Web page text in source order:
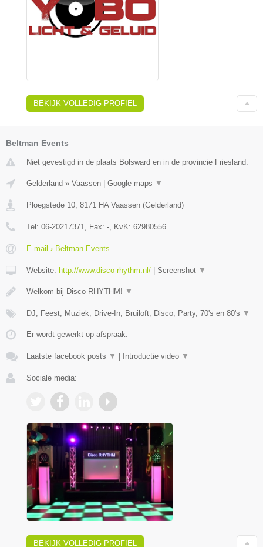
BEKIJK VOLLEDIG PROFIEL
Beltman Events
Niet gevestigd in de plaats Bolsward en in de provincie Friesland.
Gelderland » Vaassen Google maps ▼
Ploegstede 10 8171 HA Vaassen (Gelderland)
Tel: 06-20217371 , Fax: - , KvK: 62980556
E-mail › Beltman Events
Website: http://www.disco-rhythm.nl/ Screenshot ▼
Welkom bij Disco RHYTHM! ▼
DJ, Feest, Muziek, Drive-In, Bruiloft, Disco, Party, 70's en 80's ▼
Er wordt gewerkt op afspraak.
Laatste facebook posts ▼ Introductie video ▼
Sociale media:
BEKIJK VOLLEDIG PROFIEL